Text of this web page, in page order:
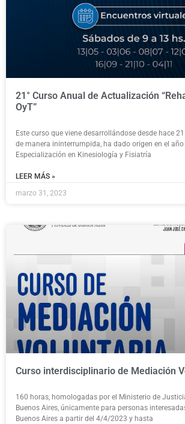
21° Curso Anual de Actualización
OyT”
Este curso que viene desarrollándose desde hace
de manera ininterrumpida, ha dado origen en el
Especialización en Kinesiología y Fisiatría
LEER MÁS »
marzo 31, 2023
Curso interdisciplinario de Mediación
160 horas, homologadas por el Ministerio de
Buenos Aires, únicamente para personas
Buenos Aires a partir del 4/4/2023 y hasta